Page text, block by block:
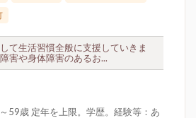
て生活習慣全般に支援していきま
害や身体障害のあるお...
59歳 定年を上限。学歴。経験等：あ